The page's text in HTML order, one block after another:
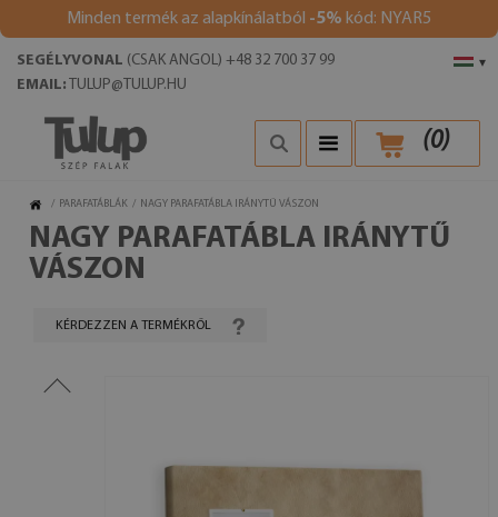
Minden termék az alapkínálatból -5% kód: NYAR5
▾
SEGÉLYVONAL (CSAK ANGOL) +48 32 700 37 99
EMAIL: TULUP@TULUP.HU
(0)
/ PARAFATÁBLÁK / NAGY PARAFATÁBLA IRÁNYTŰ VÁSZON
NAGY PARAFATÁBLA IRÁNYTŰ
VÁSZON
KÉRDEZZEN A TERMÉKRŐL